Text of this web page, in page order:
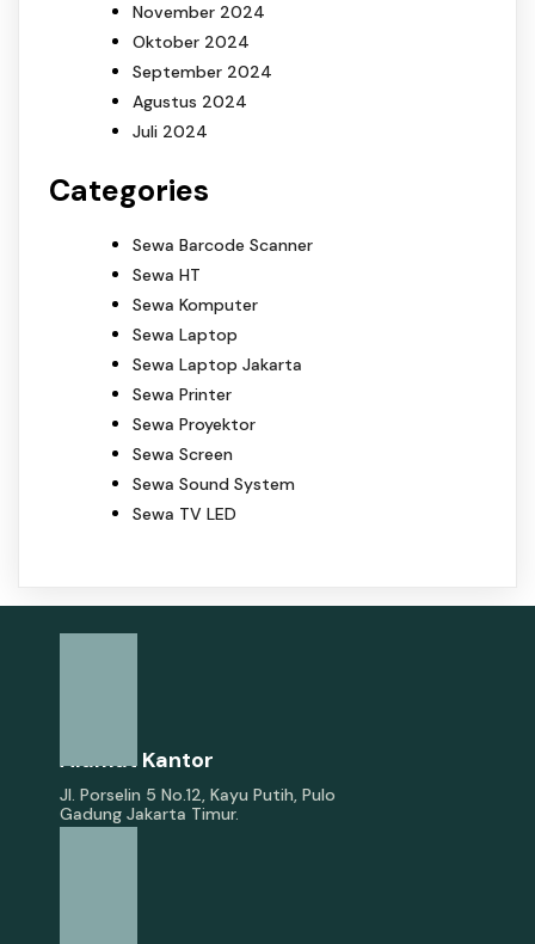
November 2024
Oktober 2024
September 2024
Agustus 2024
Juli 2024
Categories
Sewa Barcode Scanner
Sewa HT
Sewa Komputer
Sewa Laptop
Sewa Laptop Jakarta
Sewa Printer
Sewa Proyektor
Sewa Screen
Sewa Sound System
Sewa TV LED
Alamat Kantor
Jl. Porselin 5 No.12, Kayu Putih, Pulo
Gadung Jakarta Timur.